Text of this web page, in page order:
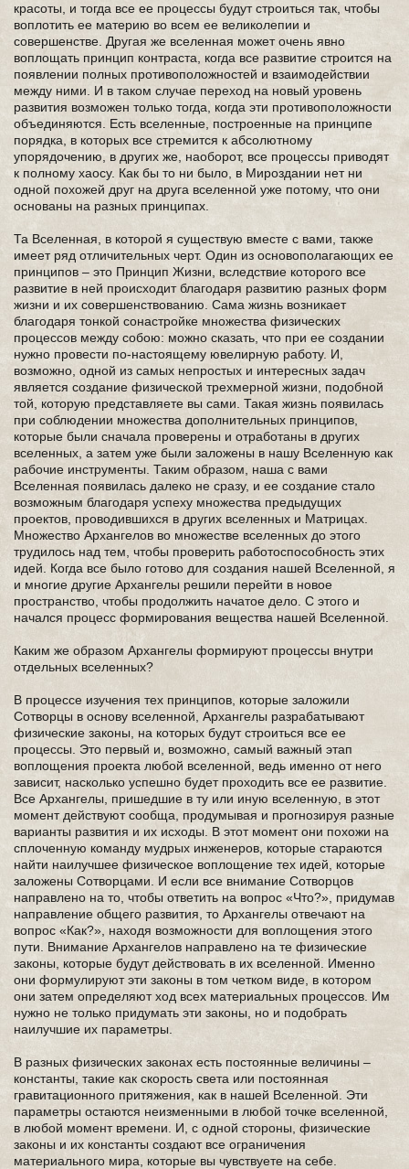
красоты, и тогда все ее процессы будут строиться так, чтобы
воплотить ее материю во всем ее великолепии и
совершенстве. Другая же вселенная может очень явно
воплощать принцип контраста, когда все развитие строится на
появлении полных противоположностей и взаимодействии
между ними. И в таком случае переход на новый уровень
развития возможен только тогда, когда эти противоположности
объединяются. Есть вселенные, построенные на принципе
порядка, в которых все стремится к абсолютному
упорядочению, в других же, наоборот, все процессы приводят
к полному хаосу. Как бы то ни было, в Мироздании нет ни
одной похожей друг на друга вселенной уже потому, что они
основаны на разных принципах.
Та Вселенная, в которой я существую вместе с вами, также
имеет ряд отличительных черт. Один из основополагающих ее
принципов – это Принцип Жизни, вследствие которого все
развитие в ней происходит благодаря развитию разных форм
жизни и их совершенствованию. Сама жизнь возникает
благодаря тонкой сонастройке множества физических
процессов между собою: можно сказать, что при ее создании
нужно провести по-настоящему ювелирную работу. И,
возможно, одной из самых непростых и интересных задач
является создание физической трехмерной жизни, подобной
той, которую представляете вы сами. Такая жизнь появилась
при соблюдении множества дополнительных принципов,
которые были сначала проверены и отработаны в других
вселенных, а затем уже были заложены в нашу Вселенную как
рабочие инструменты. Таким образом, наша с вами
Вселенная появилась далеко не сразу, и ее создание стало
возможным благодаря успеху множества предыдущих
проектов, проводившихся в других вселенных и Матрицах.
Множество Архангелов во множестве вселенных до этого
трудилось над тем, чтобы проверить работоспособность этих
идей. Когда все было готово для создания нашей Вселенной, я
и многие другие Архангелы решили перейти в новое
пространство, чтобы продолжить начатое дело. С этого и
начался процесс формирования вещества нашей Вселенной.
Каким же образом Архангелы формируют процессы внутри
отдельных вселенных?
В процессе изучения тех принципов, которые заложили
Сотворцы в основу вселенной, Архангелы разрабатывают
физические законы, на которых будут строиться все ее
процессы. Это первый и, возможно, самый важный этап
воплощения проекта любой вселенной, ведь именно от него
зависит, насколько успешно будет проходить все ее развитие.
Все Архангелы, пришедшие в ту или иную вселенную, в этот
момент действуют сообща, продумывая и прогнозируя разные
варианты развития и их исходы. В этот момент они похожи на
сплоченную команду мудрых инженеров, которые стараются
найти наилучшее физическое воплощение тех идей, которые
заложены Сотворцами. И если все внимание Сотворцов
направлено на то, чтобы ответить на вопрос «Что?», придумав
направление общего развития, то Архангелы отвечают на
вопрос «Как?», находя возможности для воплощения этого
пути. Внимание Архангелов направлено на те физические
законы, которые будут действовать в их вселенной. Именно
они формулируют эти законы в том четком виде, в котором
они затем определяют ход всех материальных процессов. Им
нужно не только придумать эти законы, но и подобрать
наилучшие их параметры.
В разных физических законах есть постоянные величины –
константы, такие как скорость света или постоянная
гравитационного притяжения, как в нашей Вселенной. Эти
параметры остаются неизменными в любой точке вселенной,
в любой момент времени. И, с одной стороны, физические
законы и их константы создают все ограничения
материального мира, которые вы чувствуете на себе.